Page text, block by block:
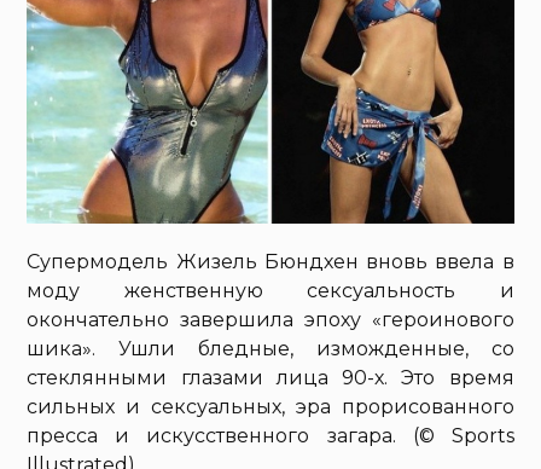
Супермодель Жизель Бюндхен вновь ввела в
моду женственную сексуальность и
окончательно завершила эпоху «героинового
шика». Ушли бледные, изможденные, со
стеклянными глазами лица 90-х. Это время
сильных и сексуальных, эра прорисованного
пресса и искусственного загара. (© Sports